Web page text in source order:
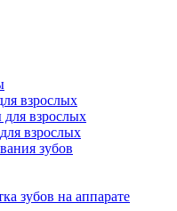
взрослых
для взрослых
взрослых
зубов
зубов на аппарате